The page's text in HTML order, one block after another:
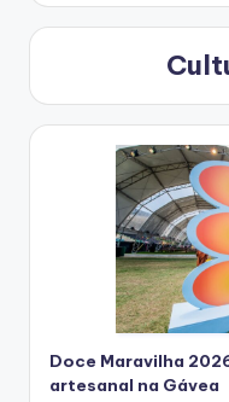
Doce Maravilha
artesanal na Gávea